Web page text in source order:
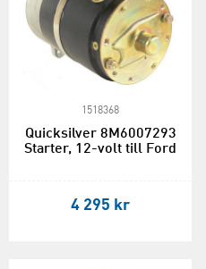
1518368
Quicksilver 8M6007293
Starter, 12-volt till Ford
4 295 kr